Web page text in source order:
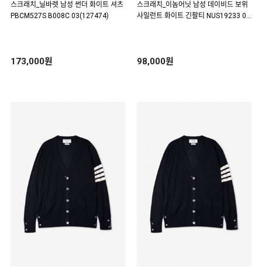
스크래치_닐바렛 남성 썬더 화이트 셔츠
PBCM527S B008C 03(127474)
173,000원
스크래치_이놈어닛 남성 데이비드 보위
사일런트 화이트 긴팔티 NUS19233 00
98,000원